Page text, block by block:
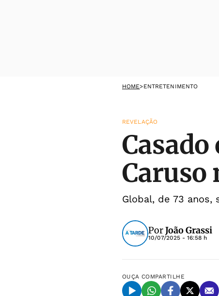
HOME>ENTRETENIMENTO
REVELAÇÃO
Caruso
Global, de 73 anos,
PorJoão Grassi
10/07/2025 - 16:58 h
OUÇA COMPARTILHE